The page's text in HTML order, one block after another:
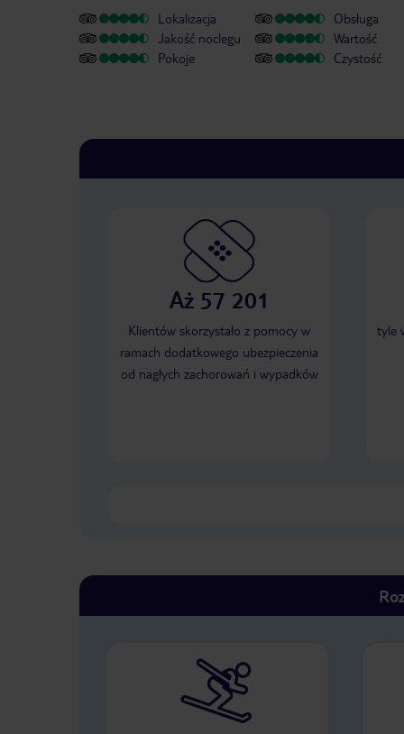
Lokalizacja
Jakość noclegu
Pokoje
Obsługa
Wartość
Czystość
Aż 57 201
Klientów skorzystało z pomocy w
ramach dodatkowego ubezpieczenia
od nagłych zachorowań i wypadków
tyle